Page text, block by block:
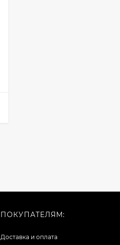
ПОКУПАТЕЛЯМ:
Доставка и оплата